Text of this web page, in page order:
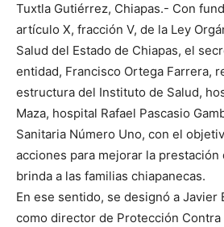
Tuxtla Gutiérrez, Chiapas.- Con
artículo X, fracción V, de la Ley
Salud del Estado de Chiapas, el
entidad, Francisco Ortega Farrera,
estructura del Instituto de Salud,
Maza, hospital Rafael Pascasio
Sanitaria Número Uno, con el
acciones para mejorar la
brinda a las familias chiapanecas.
En ese sentido, se designó a Javier
como director de Protección